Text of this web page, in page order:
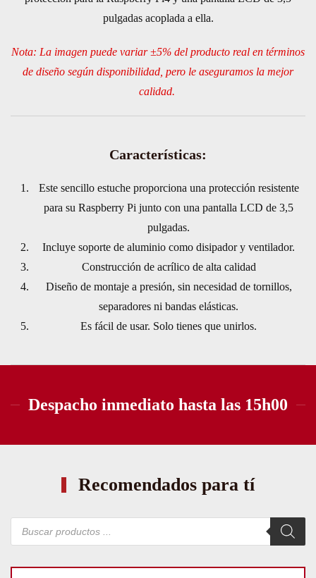
pulgadas acoplada a ella.
Nota: La imagen puede variar ±5% del producto real en términos
de diseño según disponibilidad, pero le aseguramos la mejor
calidad.
Características:
Este sencillo estuche proporciona una protección resistente
para su Raspberry Pi junto con una pantalla LCD de 3,5
pulgadas.
Incluye soporte de aluminio como disipador y ventilador.
Construcción de acrílico de alta calidad
Diseño de montaje a presión, sin necesidad de tornillos,
separadores ni bandas elásticas.
Es fácil de usar. Solo tienes que unirlos.
Despacho inmediato hasta las 15h00
Recomendados para tí
Búsqueda
productos